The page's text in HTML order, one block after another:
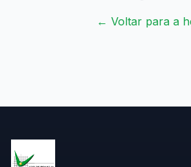
← Voltar para a